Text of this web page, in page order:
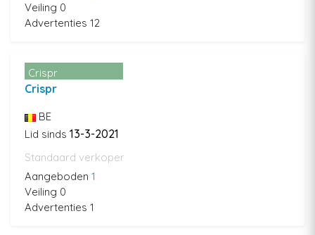
Veiling 0
Advertenties 12
Crispr
Crispr
BE
Lid sinds 13-3-2021
Standaard verkoper
Aangeboden 1
Veiling 0
Advertenties 1